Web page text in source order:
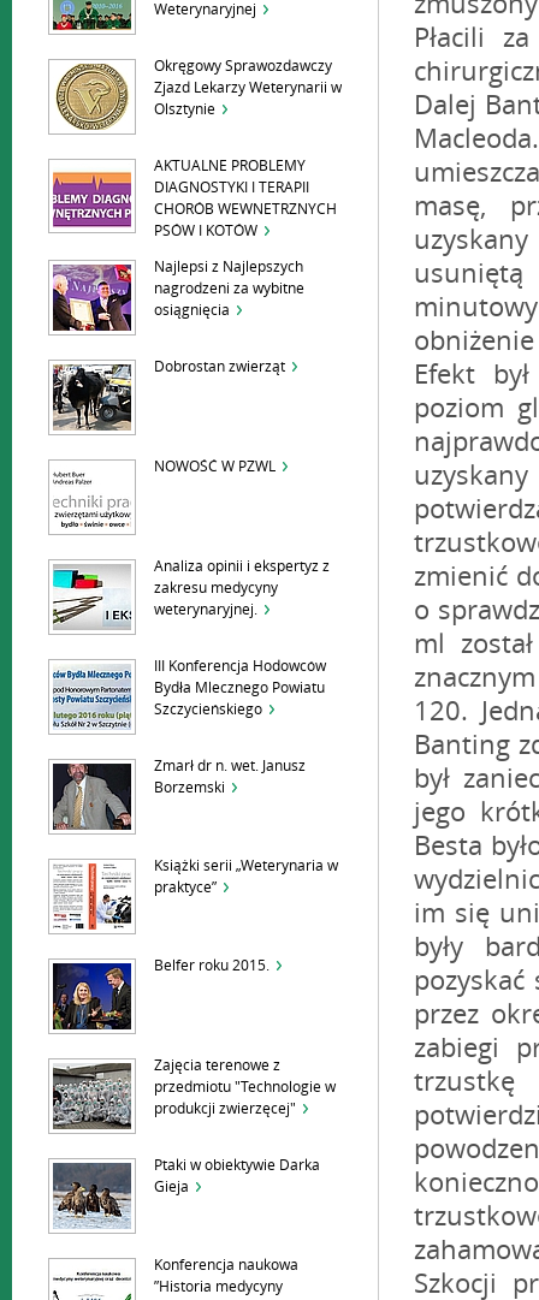
Weterynaryjnej
Okręgowy Sprawozdawczy
Zjazd Lekarzy Weterynarii w
Olsztynie
AKTUALNE PROBLEMY
DIAGNOSTYKI I TERAPII
CHORÓB WEWNETRZNYCH
PSÓW I KOTÓW
Najlepsi z Najlepszych
nagrodzeni za wybitne
osiągnięcia
Dobrostan zwierząt
NOWOŚĆ W PZWL
Analiza opinii i ekspertyz z
zakresu medycyny
weterynaryjnej.
III Konferencja Hodowców
Bydła Mlecznego Powiatu
Szczycieńskiego
Zmarł dr n. wet. Janusz
Borzemski
Książki serii „Weterynaria w
praktyce”
Belfer roku 2015.
Zajęcia terenowe z
przedmiotu "Technologie w
produkcji zwierzęcej"
Ptaki w obiektywie Darka
Gieja
Konferencja naukowa
”Historia medycyny